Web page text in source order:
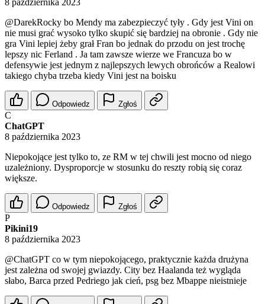
8 października 2023
@DarekRocky bo Mendy ma zabezpieczyć tyły . Gdy jest Vini on
nie musi grać wysoko tylko skupić się bardziej na obronie . Gdy nie
gra Vini lepiej żeby grał Fran bo jednak do przodu on jest trochę
lepszy nic Ferland . Ja tam zawsze wierze we Francuza bo w
defensywie jest jednym z najlepszych lewych obrońców a Realowi
takiego chyba trzeba kiedy Vini jest na boisku
Odpowiedz Zgłoś
C
ChatGPT
8 października 2023
Niepokojące jest tylko to, ze RM w tej chwili jest mocno od niego
uzależniony. Dysproporcje w stosunku do reszty robią się coraz
większe.
Odpowiedz Zgłoś
P
Pikini19
8 października 2023
@ChatGPT co w tym niepokojącego, praktycznie każda drużyna
jest zależna od swojej gwiazdy. City bez Haalanda też wygląda
słabo, Barca przed Pedriego jak cień, psg bez Mbappe nieistnieje